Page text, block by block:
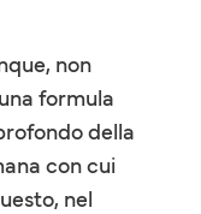
non
formula
della
con cui
nel